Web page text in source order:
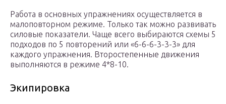
Работа в основных упражнениях осуществляется в
малоповторном режиме. Только так можно развивать
силовые показатели. Чаще всего выбираются схемы 5
подходов по 5 повторений или «6-6-6-3-3-3» для
каждого упражнения. Второстепенные движения
выполняются в режиме 4*8-10.
Экипировка